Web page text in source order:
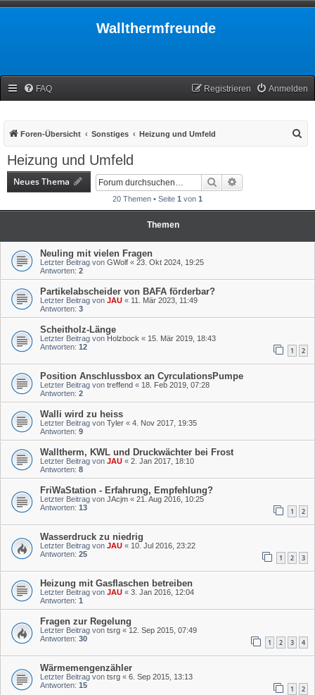
Wallthermfreunde
FAQ Anmelden
Registrieren
Foren-Übersicht Sonstiges Heizung und Umfeld
Heizung und Umfeld
Neues Thema Suche
20 Themen • Seite 1 von 1
Themen
Neuling mit vielen Fragen
Letzter Beitrag von GWolf « 23. Okt 2024, 19:25
Antworten: 2
Partikelabscheider von BAFA förderbar?
Letzter Beitrag von JAU « 11. Mär 2023, 11:49
Antworten: 3
Scheitholz-Länge
Letzter Beitrag von Holzbock « 15. Mär 2019, 18:43
Antworten: 12 1 2
Position Anschlussbox an CyrculationsPumpe
Letzter Beitrag von treffend « 18. Feb 2019, 07:28
Antworten: 2
Walli wird zu heiss
Letzter Beitrag von Tyler « 4. Nov 2017, 19:35
Antworten: 9
Walltherm, KWL und Druckwächter bei Frost
Letzter Beitrag von JAU « 2. Jan 2017, 18:10
Antworten: 8
FriWaStation - Erfahrung, Empfehlung?
Letzter Beitrag von JAcjm « 21. Aug 2016, 10:25
Antworten: 13 1 2
Wasserdruck zu niedrig
Letzter Beitrag von JAU « 10. Jul 2016, 23:22
Antworten: 25 1 2 3
Heizung mit Gasflaschen betreiben
Letzter Beitrag von JAU « 3. Jan 2016, 12:04
Antworten: 1
Fragen zur Regelung
Letzter Beitrag von tsrg « 12. Sep 2015, 07:49
Antworten: 30 1 2 3 4
Wärmemengenzähler
Letzter Beitrag von tsrg « 6. Sep 2015, 13:13
Antworten: 15 1 2